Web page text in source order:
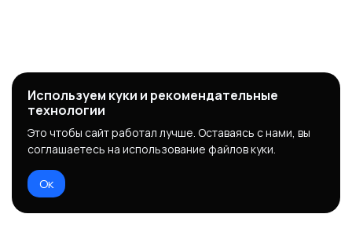
Используем куки и рекомендательные
технологии
Это чтобы сайт работал лучше. Оставаясь с нами, вы
соглашаетесь на использование файлов куки.
Ок